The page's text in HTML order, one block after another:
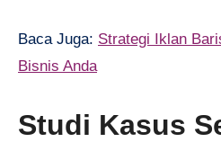
Baca Juga: Strategi Iklan
Bisnis Anda
Studi Kasus